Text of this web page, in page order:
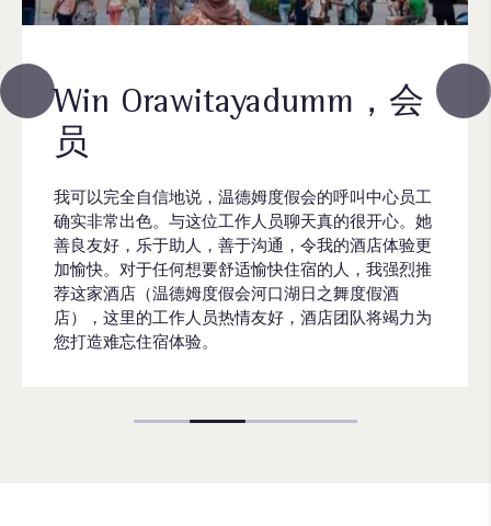
Win Orawitayadumm，会
员
我可以完全自信地说，温德姆度假会的呼叫中心员工
确实非常出色。与这位工作人员聊天真的很开心。她
善良友好，乐于助人，善于沟通，令我的酒店体验更
加愉快。对于任何想要舒适愉快住宿的人，我强烈推
荐这家酒店（温德姆度假会河口湖日之舞度假酒
店），这里的工作人员热情友好，酒店团队将竭力为
您打造难忘住宿体验。